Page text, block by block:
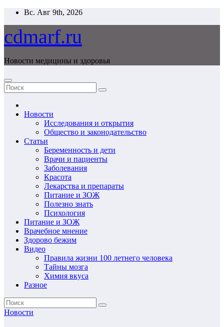
Перейти
содержимому
Вс. Авг 9th, 2026
cdmarf.ru
Новости медицины и здоровья
Новости
Исследования и открытия
Общество и законодательство
Статьи
Беременность и дети
Врачи и пациенты
Заболевания
Красота
Лекарства и препараты
Питание и ЗОЖ
Полезно знать
Психология
Питание и ЗОЖ
Врачебное мнение
Здорово бежим
Видео
Правила жизни 100 летнего человека
Тайны мозга
Химия вкуса
Разное
Новости